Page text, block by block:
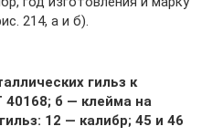
214, а и б).
гильз к
б — клейма на
12 — калибр; 45 и 46